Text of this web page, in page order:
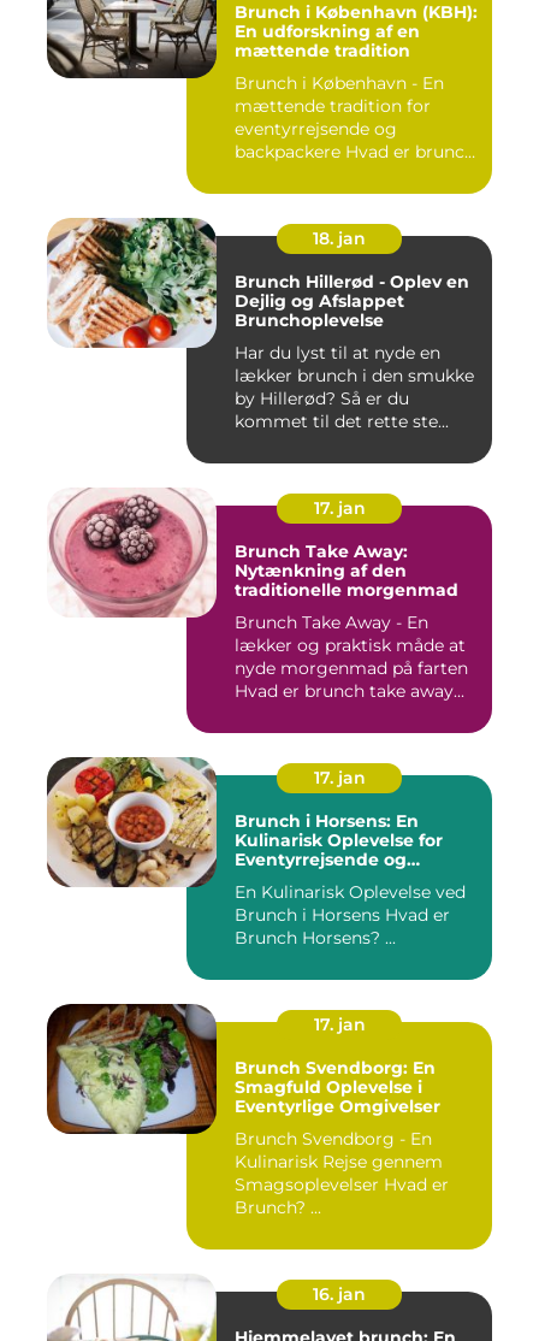
Brunch i København (KBH):
En udforskning af en
mættende tradition
Brunch i København - En
mættende tradition for
eventyrrejsende og
backpackere Hvad er brunch
18. jan
Brunch Hillerød - Oplev en
Dejlig og Afslappet
Brunchoplevelse
Har du lyst til at nyde en
lækker brunch i den smukke
by Hillerød? Så er du
kommet til det rette ste...
17. jan
Brunch Take Away:
Nytænkning af den
traditionelle morgenmad
Brunch Take Away - En
lækker og praktisk måde at
nyde morgenmad på farten
Hvad er brunch take away...
17. jan
Brunch i Horsens: En
Kulinarisk Oplevelse for
Eventyrrejsende og
En Kulinarisk Oplevelse ved
Brunch i Horsens Hvad er
Brunch Horsens? ...
17. jan
Brunch Svendborg: En
Smagfuld Oplevelse i
Eventyrlige Omgivelser
Brunch Svendborg - En
Kulinarisk Rejse gennem
Smagsoplevelser Hvad er
Brunch? ...
16. jan